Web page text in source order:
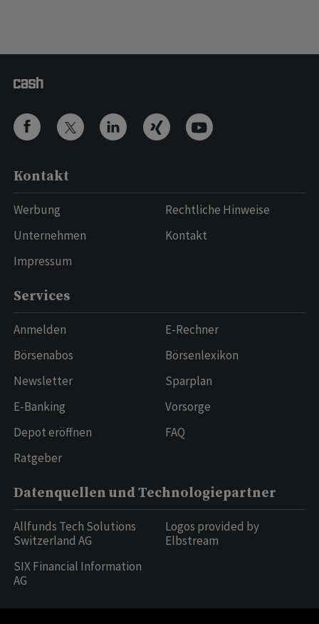
Kontakt
Werbung
Unternehmen
Impressum
Rechtliche Hinweise
Kontakt
Services
Anmelden
Börsenabos
Newsletter
E-Banking
Depot eröffnen
Ratgeber
E-Rechner
Börsenlexikon
Sparplan
Vorsorge
FAQ
Datenquellen und Technologiepartner
Allfunds Tech Solutions
Switzerland AG
SIX Financial Information
AG
Logos provided by
Elbstream